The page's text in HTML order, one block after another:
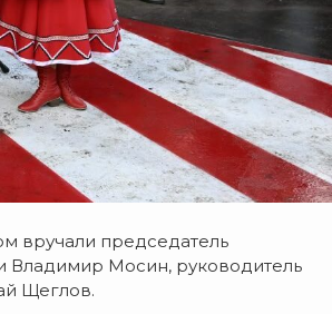
вручали председатель
Владимир Мосин, руководитель
Щеглов.